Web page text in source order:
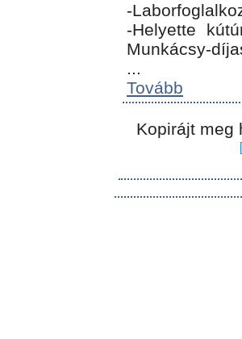
-
-Helyette
Munkácsy-
...
Tovább
Kopirájt meg